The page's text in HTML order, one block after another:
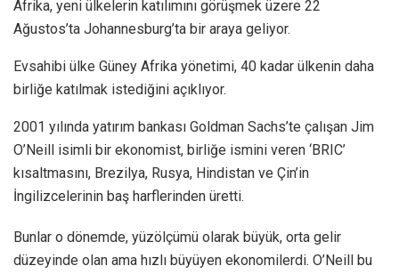
Afrika, yeni ülkelerin katılımını görüşmek üzere 22
Ağustos’ta Johannesburg’ta bir araya geliyor.
Evsahibi ülke Güney Afrika yönetimi, 40 kadar ülkenin daha
birliğe katılmak istediğini açıklıyor.
2001 yılında yatırım bankası Goldman Sachs’te çalışan Jim
O’Neill isimli bir ekonomist, birliğe ismini veren ‘BRIC’
kısaltmasını, Brezilya, Rusya, Hindistan ve Çin’in
İngilizcelerinin baş harflerinden üretti.
Bunlar o dönemde, yüzölçümü olarak büyük, orta gelir
düzeyinde olan ama hızlı büyüyen ekonomilerdi. O’Neill bu